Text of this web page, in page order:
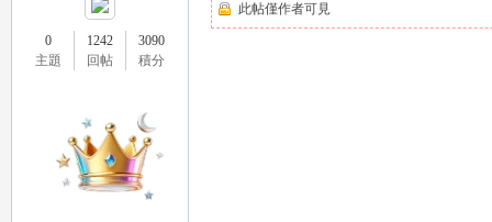
0
主題
1242
回帖
3090
積分
此帖僅作者可見